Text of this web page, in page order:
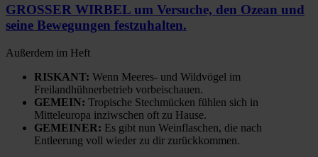
GROSSER WIRBEL um Versuche, den Ozean und
seine Bewegungen festzuhalten.
Außerdem im Heft
RISKANT: Wenn Meeres- und Wildvögel im
Freilandhühnerbetrieb vorbeischauen.
GEMEIN: Tropische Stechmücken fühlen sich in
Mitteleuropa inziwschen oft zu Hause.
GEMEINER: Es gibt nun Weinflaschen, die nach
Entleerung voll wieder zu dir zurückkommen.